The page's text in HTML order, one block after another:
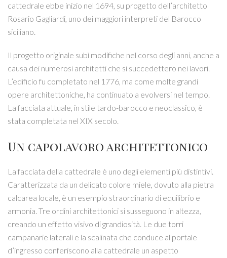
cattedrale ebbe inizio nel 1694, su progetto dell’architetto
Rosario Gagliardi, uno dei maggiori interpreti del Barocco
siciliano.
Il progetto originale subì modifiche nel corso degli anni, anche a
causa dei numerosi architetti che si succedettero nei lavori.
L’edificio fu completato nel 1776, ma come molte grandi
opere architettoniche, ha continuato a evolversi nel tempo.
La facciata attuale, in stile tardo-barocco e neoclassico, è
stata completata nel XIX secolo.
Un capolavoro architettonico
La facciata della cattedrale è uno degli elementi più distintivi.
Caratterizzata da un delicato colore miele, dovuto alla pietra
calcarea locale, è un esempio straordinario di equilibrio e
armonia. Tre ordini architettonici si susseguono in altezza,
creando un effetto visivo di grandiosità. Le due torri
campanarie laterali e la scalinata che conduce al portale
d’ingresso conferiscono alla cattedrale un aspetto